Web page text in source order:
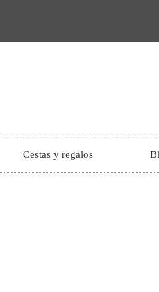
Cestas y regalos